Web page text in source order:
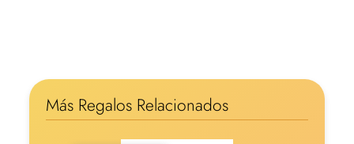
Más Regalos Relacionados